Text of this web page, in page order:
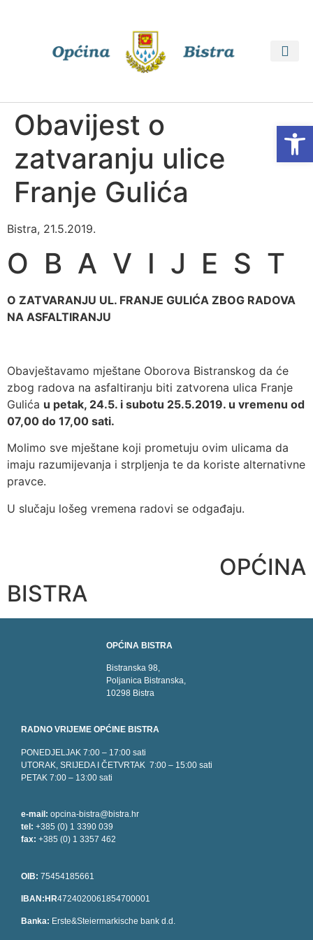
Obavijest o
zatvaranju ulice
Franje Gulića
Bistra, 21.5.2019.
O B A V I J E S T
O ZATVARANJU UL. FRANJE GULIĆA ZBOG RADOVA
NA ASFALTIRANJU
Obavještavamo mještane Oborova Bistranskog da će
zbog radova na asfaltiranju biti zatvorena ulica Franje
Gulića u petak, 24.5. i subotu 25.5.2019. u vremenu od
07,00 do 17,00 sati.
Molimo sve mještane koji prometuju ovim ulicama da
imaju razumijevanja i strpljenja te da koriste alternativne
pravce.
U slučaju lošeg vremena radovi se odgađaju.
OPĆINA
BISTRA
OPĆINA BISTRA
Bistranska 98,
Poljanica Bistranska,
10298 Bistra
RADNO VRIJEME OPĆINE BISTRA
PONEDJELJAK 7:00 – 17:00 sati
UTORAK, SRIJEDA I ČETVRTAK 7:00 – 15:00 sati
PETAK 7:00 – 13:00 sati
e-mail: opcina-bistra@bistra.hr
tel: +385 (0) 1 3390 039
fax: +385 (0) 1 3357 462
OIB: 75454185661
IBAN:HR4724020061854700001
Banka: Erste&Steiermarkische bank d.d.